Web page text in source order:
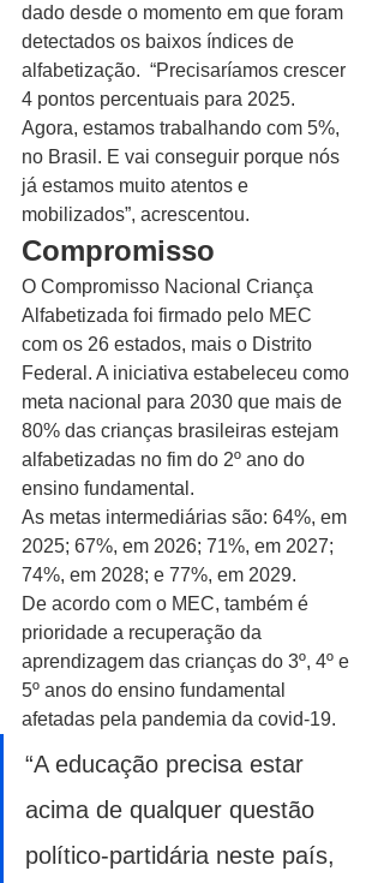
dado desde o momento em que foram
detectados os baixos índices de
alfabetização.  “Precisaríamos crescer
4 pontos percentuais para 2025.
Agora, estamos trabalhando com 5%,
no Brasil. E vai conseguir porque nós
já estamos muito atentos e
mobilizados”, acrescentou.
Compromisso
O Compromisso Nacional Criança
Alfabetizada foi firmado pelo MEC
com os 26 estados, mais o Distrito
Federal. A iniciativa estabeleceu como
meta nacional para 2030 que mais de
80% das crianças brasileiras estejam
alfabetizadas no fim do 2º ano do
ensino fundamental.
As metas intermediárias são: 64%, em
2025; 67%, em 2026; 71%, em 2027;
74%, em 2028; e 77%, em 2029.
De acordo com o MEC, também é
prioridade a recuperação da
aprendizagem das crianças do 3º, 4º e
5º anos do ensino fundamental
afetadas pela pandemia da covid-19.
“A educação precisa estar
acima de qualquer questão
político-partidária neste país,